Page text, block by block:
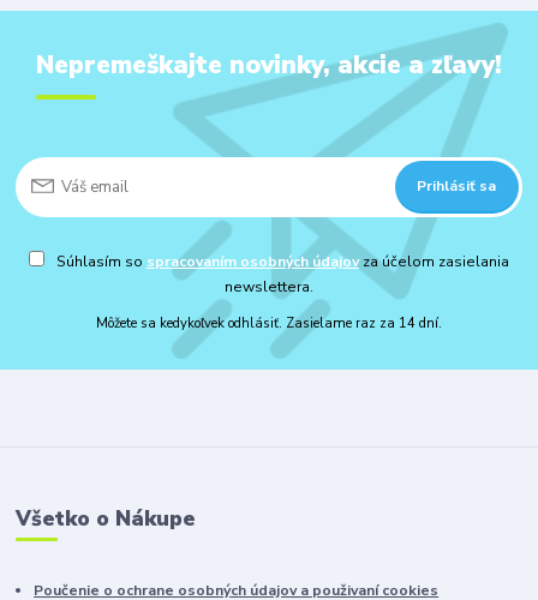
Nepremeškajte novinky, akcie a zľavy!
Prihlásiť sa
Súhlasím so spracovaním osobných údajovza účelom zasielania
newslettera.
Môžete sa kedykoľvek odhlásiť. Zasielame raz za 14 dní.
Všetko o Nákupe
Poučenie o ochrane osobných údajov a použivaní cookies